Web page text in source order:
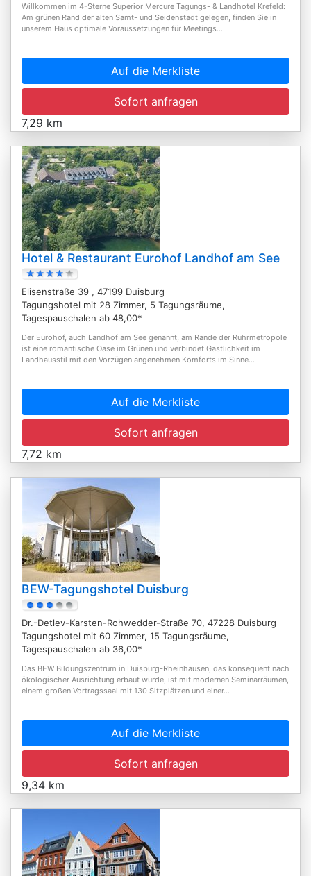
Willkommen im 4-Sterne Superior Mercure Tagungs- & Landhotel Krefeld:
Am grünen Rand der alten Samt- und Seidenstadt gelegen, finden Sie in
unserem Haus optimale Voraussetzungen für Meetings...
Auf die Merkliste
Sofort anfragen
7,29 km
Hotel & Restaurant Eurohof Landhof am See
Elisenstraße 39 , 47199 Duisburg
Tagungshotel mit 28 Zimmer, 5 Tagungsräume,
Tagespauschalen ab 48,00*
Der Eurohof, auch Landhof am See genannt, am Rande der Ruhrmetropole
ist eine romantische Oase im Grünen und verbindet Gastlichkeit im
Landhausstil mit den Vorzügen angenehmen Komforts im Sinne...
Auf die Merkliste
Sofort anfragen
7,72 km
BEW-Tagungshotel Duisburg
Dr.-Detlev-Karsten-Rohwedder-Straße 70, 47228 Duisburg
Tagungshotel mit 60 Zimmer, 15 Tagungsräume,
Tagespauschalen ab 36,00*
Das BEW Bildungszentrum in Duisburg-Rheinhausen, das konsequent nach
ökologischer Ausrichtung erbaut wurde, ist mit modernen Seminarräumen,
einem großen Vortragssaal mit 130 Sitzplätzen und einer...
Auf die Merkliste
Sofort anfragen
9,34 km